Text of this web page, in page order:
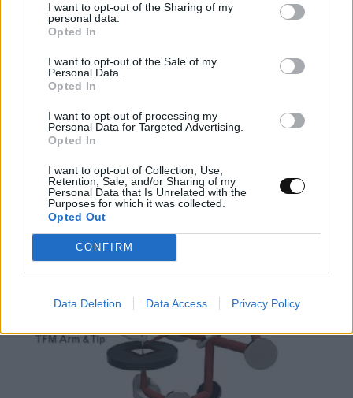
I want to opt-out of the Sharing of my
personal data.
Opted In
I want to opt-out of the Sale of my
Personal Data.
Opted In
I want to opt-out of processing my
Personal Data for Targeted Advertising.
Opted In
I want to opt-out of Collection, Use,
Retention, Sale, and/or Sharing of my
Personal Data that Is Unrelated with the
Purposes for which it was collected.
Opted Out
CONFIRM
Data Deletion Data Access Privacy Policy
προσκολλώνται πολύ σε κάτι τέτοιο, γιατί
μπορεί να είναι επικίνδυνο» τόνισε η Sirine.
Τελευταία άρθρα